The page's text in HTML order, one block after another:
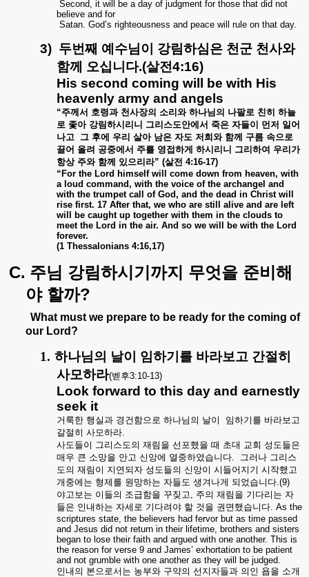
Second, it will be a day of judgment for those that did not
believe and for
Satan. God’s righteousness and peace will rule on that day.
3) 두번째 예수님이 강림하심은 천군 천사와
함께
오십니다.(살전4:16)
His second coming will be with His
heavenly army and angels
“주께서 호령과 천사장의 소리와 하나님의 나팔로 친히 하늘
로 좇아 강림하시리니 그리스도안에서 죽은 자들이 먼저 일어
나고 그 후에 우리 살아 남은 자도 저희와 함께 구름 속으로
끌어 올려 공중에서 주를 영접하게 하시리니 그리하여 우리가
항상 주와 함께 있으리라” (살전 4:16-17)
“ For the Lord himself will come down from heaven, with
a loud command, with the voice of the archangel and
with the trumpet call of God, and the dead in Christ will
rise first. 17 After that, we who are still alive and are left
will be caught up together with them in the clouds to
meet the Lord in the air. And so we will be with the Lord
forever.
(1 Thessalonians 4:16,17)
C. 주님 강림하시기까지 무엇을 준비해
야 할까?
What must we prepare to be ready for the coming of
our Lord?
1. 하나님의 날이 임하기를 바라보고 간절히
사모하라(벧후3:10-13)
Look forward to this day and earnestly
seek it
거룩한 행실과 경건함으로 하나님의 날이 임하기를 바라보고
갈절히 사모하라.
사도들이 그리스도의 재림을 선포했을 때 초대 교회 성도들은
매우 큰 소망을 안고 신앙에 열중하였습니다. 그러나 그리스
도의 재림이 지연되자 성도들의 신앙이 시들어지기 시작했고
개중에는 형제를 원망하는 자들도 생겨나게 되었습니다.(9)
야고보는 이들의 조급함을 꾸짖고, 주의 재림을 기다리는 자
들은 인내하는 자세로 기다려야 할 것을 권면했습니다. As the
scriptures state, the believers had fervor but as time passed
and Jesus did not return in their lifetime, brothers and sisters
began to lose their faith and argued with one another. This is
the reason for verse 9 and James’ exhortation to be patient
and not grumble with one another as they will be judged.
인내의 본으로서는 농부와 구약의 선지자들과 의인 욥을 소개